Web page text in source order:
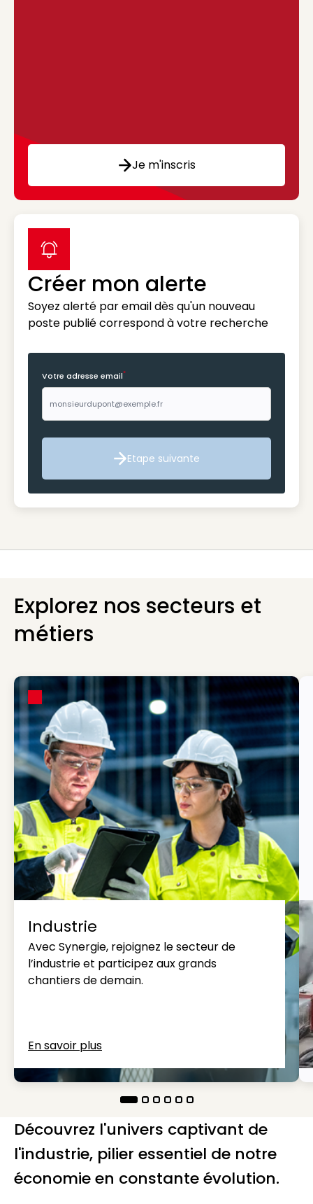
Je m'inscris
Créer mon alerte
Soyez alerté par email dès qu'un nouveau
poste publié correspond à votre recherche
label icon
Votre adresse email*
Etape suivante
Etape suivante
Explorez nos secteurs et
métiers
Industrie
Avec Synergie, rejoignez le secteur de
l’industrie et participez aux grands
chantiers de demain.
En savoir plus
Découvrez l'univers captivant de
l'industrie, pilier essentiel de notre
économie en constante évolution.